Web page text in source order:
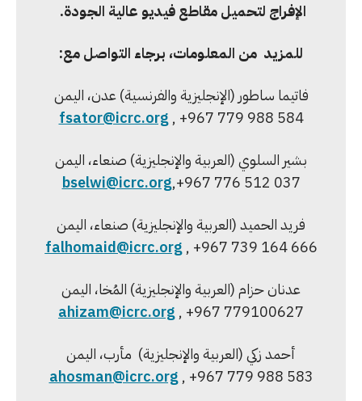
الإفراج لتحميل مقاطع فيديو عالية الجودة.
للمزيد من المعلومات، برجاء التواصل مع:
فاتيما ساطور (الإنجليزية والفرنسية) عدن، اليمن
fsator@icrc.org, +967 779 988 584
بشير السلوي (العربية والإنجليزية) صنعاء، اليمن
bselwi@icrc.org,+967 776 512 037
فريد الحميد (العربية والإنجليزية) صنعاء، اليمن
falhomaid@icrc.org, +967 739 164 666
عدنان حزام (العربية والإنجليزية) المُخا، اليمن
ahizam@icrc.org, +967 779100627
أحمد زكي (العربية والإنجليزية) مأرب، اليمن
ahosman@icrc.org, +967 779 988 583